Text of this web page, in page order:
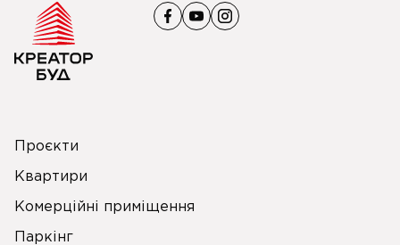
Проєкти
Квартири
Комерційні приміщення
Паркінг